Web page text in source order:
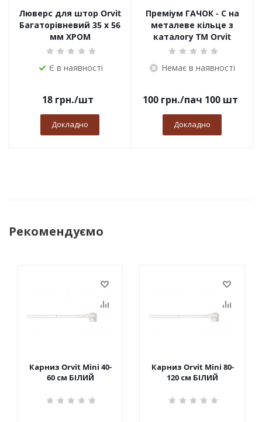
Люверс для штор Orvit
Багаторівневий 35 х 56
мм ХРОМ
Є в наявності
18 грн./шт
Докладно
Преміум ГАЧОК - С на
металеве кільце з
каталогу TM Orvit
Немає в наявності
100грн./пач 100 шт
Докладно
Рекомендуємо
Карниз Orvit Mini 40-
60 см БІЛИЙ
Карниз Orvit Mini 80-
120 см БІЛИЙ